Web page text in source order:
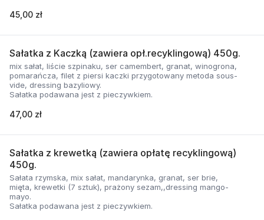
45,00 zł
Sałatka z Kaczką (zawiera opł.recyklingową) 450g.
mix sałat, liście szpinaku, ser camembert, granat, winogrona,
pomarańcza, filet z piersi kaczki przygotowany metoda sous-
vide, dressing bazyliowy.
Sałatka podawana jest z pieczywkiem.
47,00 zł
Sałatka z krewetką (zawiera opłatę recyklingową)
450g.
Sałata rzymska, mix sałat, mandarynka, granat, ser brie,
mięta, krewetki (7 sztuk), prażony sezam,,dressing mango-
mayo.
Sałatka podawana jest z pieczywkiem.